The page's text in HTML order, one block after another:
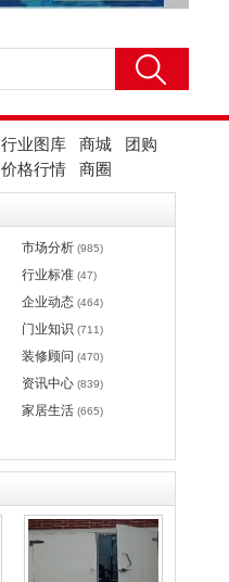
行业图库 商城
团购
价格行情
商圈
市场分析 (985)
行业标准 (47)
企业动态 (464)
门业知识 (711)
装修顾问 (470)
资讯中心 (839)
家居生活 (665)